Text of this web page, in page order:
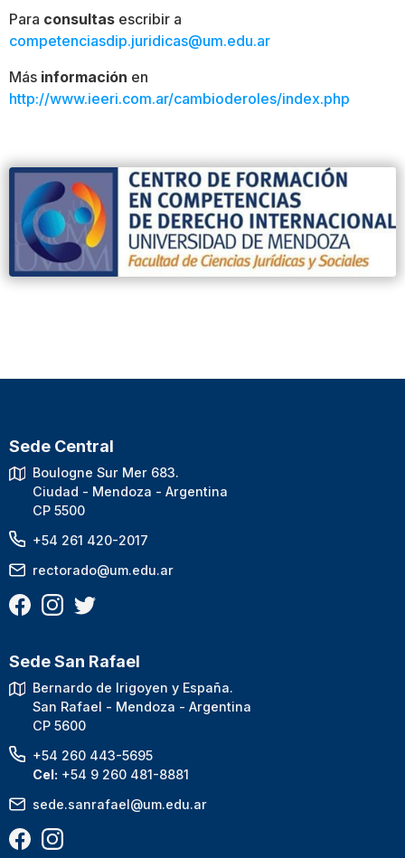
Para consultas escribir a
competenciasdip.juridicas@um.edu.ar
Más información en
http://www.ieeri.com.ar/cambioderoles/index.php
Sede Central
Boulogne Sur Mer 683.
Ciudad - Mendoza - Argentina
CP 5500
+54 261 420-2017
rectorado@um.edu.ar
Sede San Rafael
Bernardo de Irigoyen y España.
San Rafael - Mendoza - Argentina
CP 5600
+54 260 443-5695
Cel: +54 9 260 481-8881
sede.sanrafael@um.edu.ar